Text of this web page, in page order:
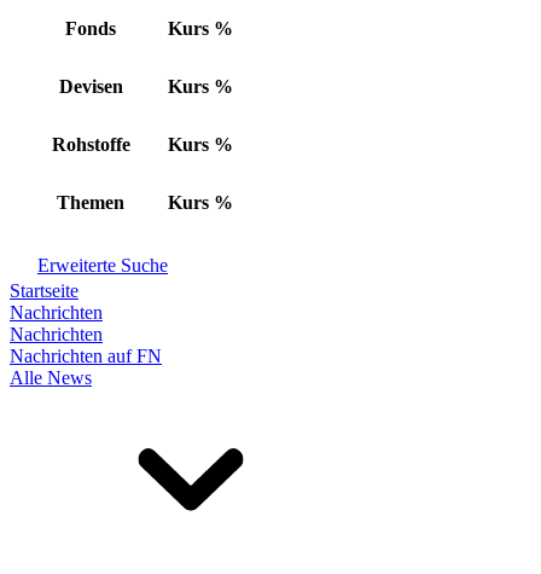
Fonds Kurs %
Devisen Kurs %
Rohstoffe Kurs %
Themen Kurs %
Erweiterte Suche
Startseite
Nachrichten
Nachrichten
Nachrichten auf FN
Alle News